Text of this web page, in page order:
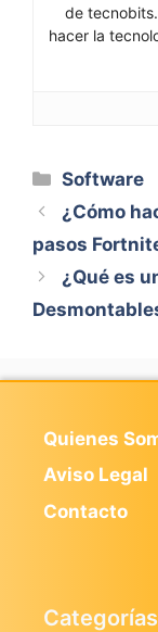
de
hacer la
Categorías
Software
¿Cómo
pasos
¿Qué es
Quienes
Aviso Legal
Contacto
Categorías